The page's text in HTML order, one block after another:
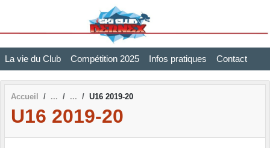
La vie du Club Compétition 2025 Infos pratiques Contact
Accueil U16 2019-20
U16 2019-20
Panneau de gestion des cookies